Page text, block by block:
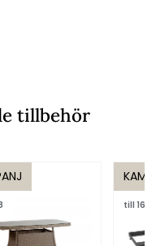
tillbehör
till 16/8